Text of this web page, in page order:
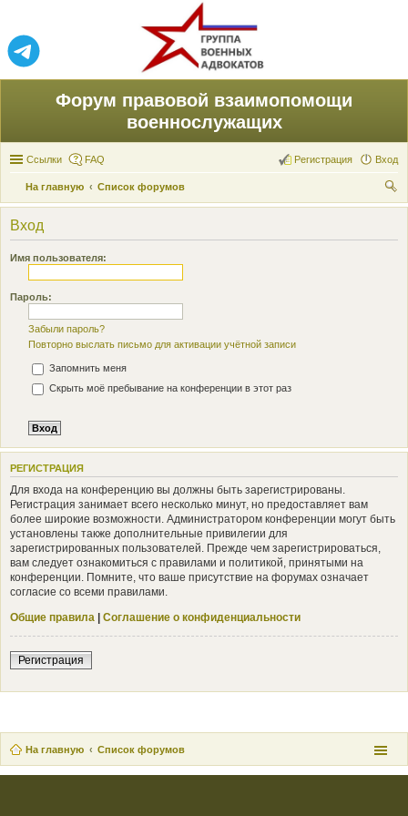
Форум правовой взаимопомощи
военнослужащих
Ссылки FAQ Вход
Регистрация
На главную
Список форумов
ои
Вход
Имя пользователя:
Пароль:
Забыли пароль?
Повторно выслать письмо для активации учётной записи
Запомнить меня
Скрыть моё пребывание на конференции в этот раз
РЕГИСТРАЦИЯ
Для входа на конференцию вы должны быть зарегистрированы.
Регистрация занимает всего несколько минут, но предоставляет вам
более широкие возможности. Администратором конференции могут быть
установлены также дополнительные привилегии для
зарегистрированных пользователей. Прежде чем зарегистрироваться,
вам следует ознакомиться с правилами и политикой, принятыми на
конференции. Помните, что ваше присутствие на форумах означает
согласие со всеми правилами.
Общие правила | Соглашение о конфиденциальности
Регистрация
На главную Список форумов